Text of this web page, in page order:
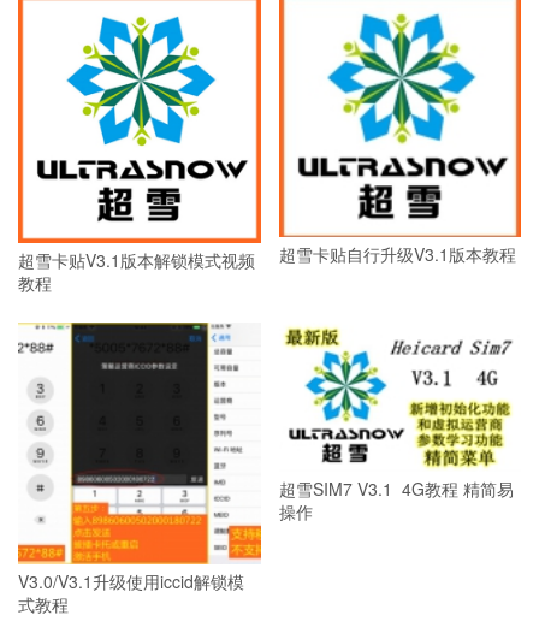
超雪卡贴V3.1版本解锁模式视频
教程
超雪卡贴自行升级V3.1版本教程
V3.0/V3.1升级使用iccid解锁模
式教程
超雪SIM7 V3.1 4G教程 精简易
操作